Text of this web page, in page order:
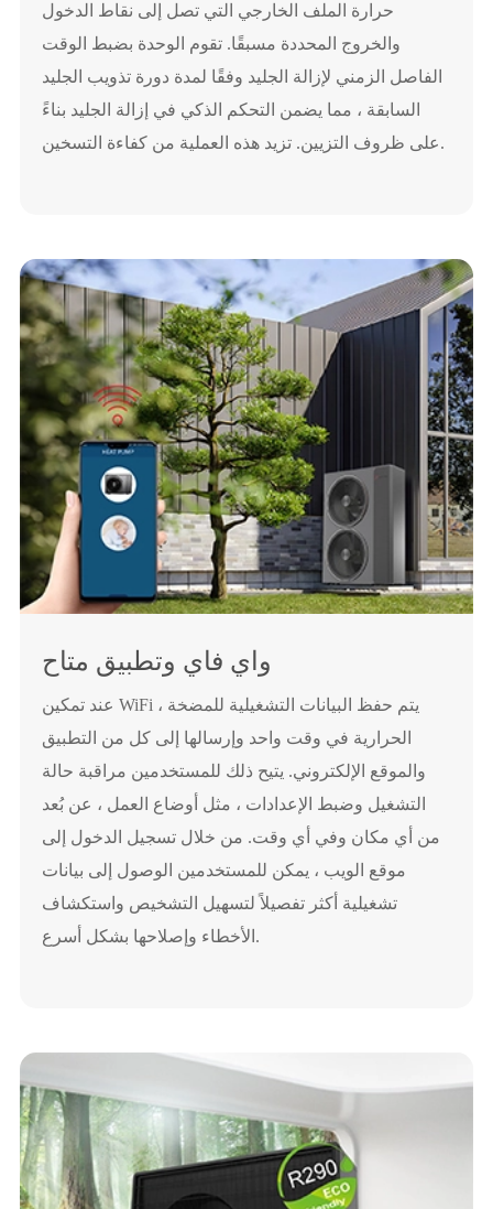
حرارة الملف الخارجي التي تصل إلى نقاط الدخول
والخروج المحددة مسبقًا. تقوم الوحدة بضبط الوقت
الفاصل الزمني لإزالة الجليد وفقًا لمدة دورة تذويب الجليد
السابقة ، مما يضمن التحكم الذكي في إزالة الجليد بناءً
على ظروف التزيين. تزيد هذه العملية من كفاءة التسخين.
واي فاي وتطبيق متاح
عند تمكين WiFi ، يتم حفظ البيانات التشغيلية للمضخة
الحرارية في وقت واحد وإرسالها إلى كل من التطبيق
والموقع الإلكتروني. يتيح ذلك للمستخدمين مراقبة حالة
التشغيل وضبط الإعدادات ، مثل أوضاع العمل ، عن بُعد
من أي مكان وفي أي وقت. من خلال تسجيل الدخول إلى
موقع الويب ، يمكن للمستخدمين الوصول إلى بيانات
تشغيلية أكثر تفصيلاً لتسهيل التشخيص واستكشاف
الأخطاء وإصلاحها بشكل أسرع.